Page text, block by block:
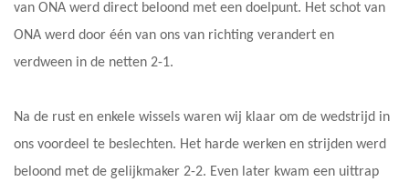
van ONA werd direct beloond met een doelpunt. Het schot van
ONA werd door één van ons van richting verandert en
verdween in de netten 2-1.
Na de rust en enkele wissels waren wij klaar om de wedstrijd in
ons voordeel te beslechten. Het harde werken en strijden werd
beloond met de gelijkmaker 2-2. Even later kwam een uittrap